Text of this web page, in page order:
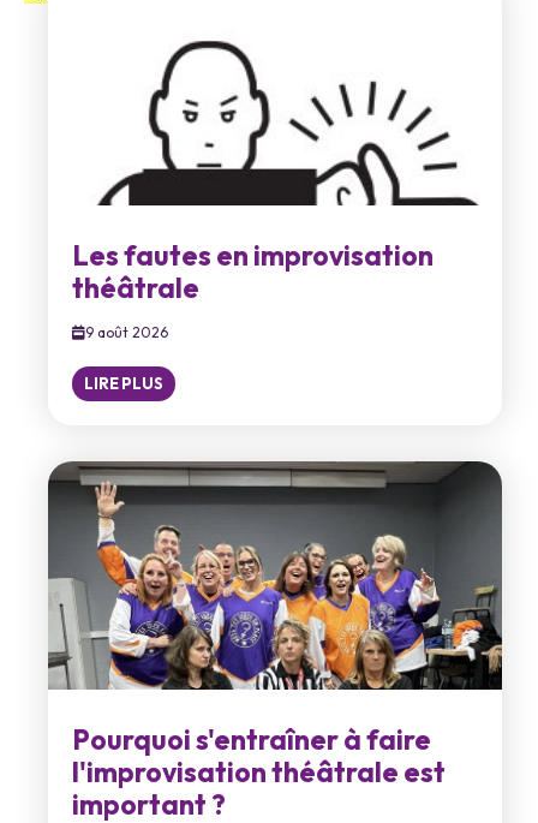
Les fautes en improvisation
théâtrale
9 août 2026
LIRE PLUS
Pourquoi s'entraîner à faire
l'improvisation théâtrale est
important ?